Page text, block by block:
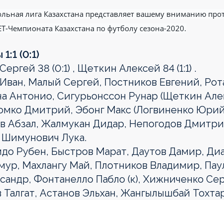
лига Казахстана представляет вашему вниманию
Чемпионата Казахстана по футболу сезона-2020.
(0:1)
38 (0:1) , Щеткин Алексей 84 (1:1) .
Малый Сергей, Постников Евгений,
Антонио, Сигурьонссон Рунар (Щеткин
Дмитрий, Эбонг Макс (Логвиненко Юрий
Абзал, Жалмукан Дидар, Непогодов
Лука.
Рубен, Быстров Марат, Даутов Дамир,
Махлангу Май, Плотников Владимир,
Фонтанелло Пабло (к), Хижниченко
Астанов Эльхан, Жангылышбай